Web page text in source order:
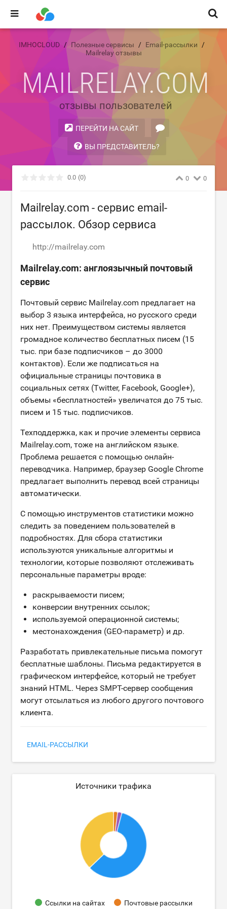
IMHOCLOUD Полезные сервисы
Email-рассылки
Mailrelay отзывы
MAILRELAY.COM
отзывы пользователей
ПЕРЕЙТИ НА САЙТ
ВЫ ПРЕДСТАВИТЕЛЬ?
0.0 (0) 0 0
Mailrelay.com - сервис email-
рассылок. Обзор сервиса
http://mailrelay.com
Mailrelay.com: англоязычный почтовый
сервис
Почтовый сервис Mailrelay.com предлагает на
выбор 3 языка интерфейса, но русского среди
них нет. Преимуществом системы является
громадное количество бесплатных писем (15
тыс. при базе подписчиков – до 3000
контактов). Если же подписаться на
официальные страницы почтовика в
социальных сетях (Twitter, Facebook, Google+),
объемы «бесплатностей» увеличатся до 75 тыс.
писем и 15 тыс. подписчиков.
Техподдержка, как и прочие элементы сервиса
Mailrelay.com, тоже на английском языке.
Проблема решается с помощью онлайн-
переводчика. Например, браузер Google Chrome
предлагает выполнить перевод всей страницы
автоматически.
С помощью инструментов статистики можно
следить за поведением пользователей в
подробностях. Для сбора статистики
используются уникальные алгоритмы и
технологии, которые позволяют отслеживать
персональные параметры вроде:
раскрываемости писем;
конверсии внутренних ссылок;
используемой операционной системы;
местонахождения (GEO-параметр) и др.
Разработать привлекательные письма помогут
бесплатные шаблоны. Письма редактируется в
графическом интерфейсе, который не требует
знаний HTML. Через SMPT-сервер сообщения
могут отсылаться из любого другого почтового
клиента.
EMAIL-РАССЫЛКИ
Источники трафика
Ссылки на сайтах Почтовые рассылки